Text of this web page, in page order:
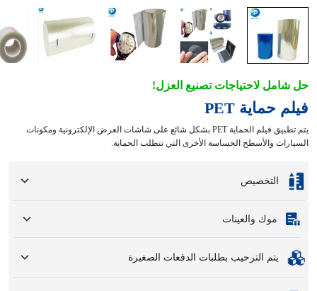
حل شامل لاحتياجات تصنيع العزل!
فيلم حماية PET
يتم تطبيق فيلم الحماية PET بشكل شائع على شاشات العرض الإلكترونية ومكونات
السيارات والأسطح الحساسة الأخرى التي تتطلب الحماية.
التخصيص
تتضمن خيارات التخصيص الكاملة الألوان والأحجام والأشكال وخيارات التغليف
موك والعينات
العينات : متوفرة، قد تتطلب العينات المخصصة رسومًا ورسومًا لوجستية.
يتم الترحيب بطلبات الدفعات الصغيرة